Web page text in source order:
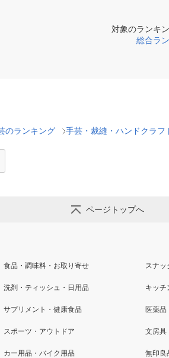
対象のランキ
総合ラ
のランキング 手芸・裁縫・ハンドクラフ
ページトップへ
食品・調味料・お取り寄せ スナッ
洗剤・ティッシュ・日用品 キッチ
サプリメント・健康食品 医薬
スポーツ・アウトドア 文房具
カー用品・バイク用品 無印良